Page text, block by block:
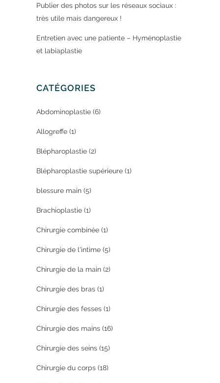
Publier des photos sur les réseaux sociaux :
très utile mais dangereux !
Entretien avec une patiente – Hyménoplastie
et labiaplastie
CATÉGORIES
Abdominoplastie (6)
Allogreffe (1)
Blépharoplastie (2)
Blépharoplastie supérieure (1)
blessure main (5)
Brachioplastie (1)
Chirurgie combinée (1)
Chirurgie de l'intime (5)
Chirurgie de la main (2)
Chirurgie des bras (1)
Chirurgie des fesses (1)
Chirurgie des mains (16)
Chirurgie des seins (15)
Chirurgie du corps (18)